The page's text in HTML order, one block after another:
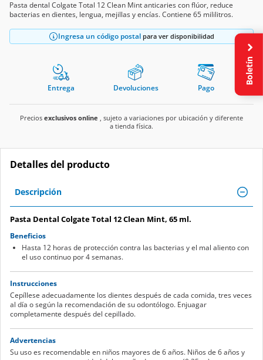
Pasta dental Colgate Total 12 Clean Mint anticaries con flúor, reduce
bacterias en dientes, lengua, mejillas y encías. Contiene 65 mililitros.
Ingresa un código postal para ver disponibilidad
Entrega Devoluciones Pago
Precios exclusivos online , sujeto a variaciones por ubicación y diferente
a tienda física.
Detalles del producto
Descripción
Pasta Dental Colgate Total 12 Clean Mint, 65 ml.
Beneficios
Hasta 12 horas de protección contra las bacterias y el mal aliento con
el uso continuo por 4 semanas.
Instrucciones
Cepíllese adecuadamente los dientes después de cada comida, tres veces
al día o según la recomendación de su odontólogo. Enjuagar
completamente después del cepillado.
Advertencias
Su uso es recomendable en niños mayores de 6 años. Niños de 6 años y
Boletín